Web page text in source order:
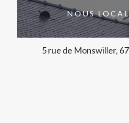
NOUS
5 rue de Monswiller,